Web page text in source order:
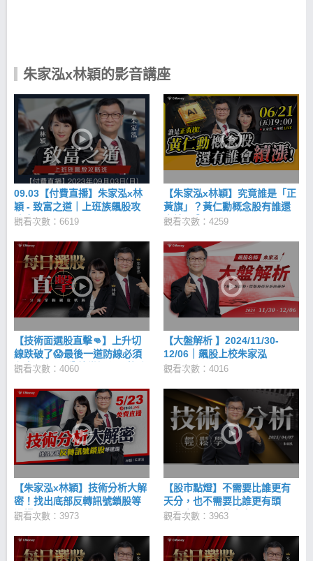
何 ...... ，市場上消息真真假假，最終仍要反應在技術
身的最佳路徑，只要看懂線圖，股市投資絕對無往不
利！ K線組合型態百百種、週期操作又不同， 運用
「五步驟」抓住關鍵轉折點！ K線在不同趨勢(多頭、
空頭)、位置(高檔、低檔、行進中、支撐、壓力區)、
成交量都會有不同的意義 做對五大步驟，您就是股市
高手！ 步驟一：6字訣確認趨勢 進場的第一步永遠是
先確認趨勢，若K線出現「頭頭高、底底高」型態，代
表處於多頭漲勢，此時順勢做多；若K線出現「頭頭
低，底底低」型態，代表處於空頭跌勢，可順勢放
空。 至於頭頭高、底底高怎麼觀察？找出該檔股票最
的高點，理論上會形成一個上升軌道，此時可以準備
進場做多，反之，做空也是同樣道理。 步驟二：觀察
均線排列 習慣參考的均線為： 5 日均線、 10 日均
線、 20 日均線及 60 日均線。 以多頭排列為例，短期
均線必在中期均線之上，中期均線又在長期均線之
上。 步驟三：檢視量能變化 最佳的狀況是當股價在底
部盤整時，有好幾根進貨量，即成交量至少高於 20 日
均量，且股價沒有明顯被拉升，此時表示有資金意圖
在底部進貨。 許多投資人常會去思考，那些量到底是
誰在買？但其實「看法很簡單，不用去想說誰在買，
多散戶可能走到第 3 步或甚至看到趨勢成形就冒然進
場，操作上千萬要沉住氣，因為最後還要靜待股價發
動攻勢，才能穩操勝券。 若是短期操作，紅Ｋ線收盤
站上 5 日均線就進場，中波段操作則是紅K站上 10 日
或 20 日均線進場，總之，是依操作期間來決定進場時
機。 至於停損點，短期操作可簡單以虧損 5% 或K線
8% ~ 15% 停損，或K線跌破 10 日或 20 日中期均
線。 步驟五：資金控管守住獲利 賺錢的訣竅在設定獲
利目標，通常短線獲利目標約 5% ~ 8% ，中線則設
棧，重新靜待下次進場時機，反覆操作。」 遵守操作
紀律，想要穩定獲利目標不困難！ 每日必備：【盤
朱家泓x林穎的影音講座
09.03【付費直播】朱家泓x林
穎 - 致富之道｜上班族飆股攻
略班
觀看次數：6619
【朱家泓x林穎】究竟誰是「正
黃旗」？黃仁勳概念股有誰還
會續漲㊙️
觀看次數：4259
【技術面選股直擊👊】上升切
線跌破了😱最後一道防線必須
留意 ... ⚠️_1分鐘掌握飆股軌跡
觀看次數：4060
【大盤解析 】2024/11/30-
12/06｜飆股上校朱家泓
觀看次數：4016
【朱家泓x林穎】技術分析大解
密！找出底部反轉訊號鎖股等
進場📈
觀看次數：3973
【股市點燈】不需要比誰更有
天分，也不需要比誰更有頭
腦。｜飆股上校朱家泓
觀看次數：3963